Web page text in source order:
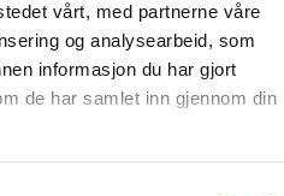
vårt, med partnerne våre
og analysearbeid, som
informasjon du har gjort
de har samlet inn gjennom din
hos barn och unga i Norden
insatser som syftar till
baseras på